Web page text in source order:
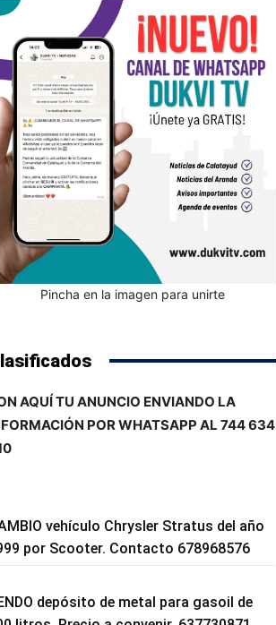
Pincha en la imagen para unirte
AQUÍ TU ANUNCIO ENVIANDO LA
POR WHATSAPP AL 744 634
vehículo Chrysler Stratus del año
por Scooter. Contacto 678968576
depósito de metal para gasoil de